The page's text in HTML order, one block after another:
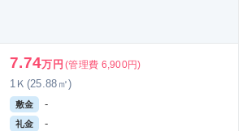
7.74万円 (管理費 6,900円)
1Ｋ(25.88㎡)
敷金 -
礼金 -